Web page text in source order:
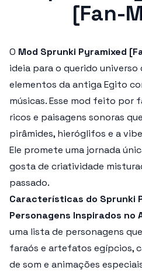
[Fan-
O Mod Sprunki Pyramixed
ideia para o querido
elementos da antiga Egito
músicas. Esse mod feito por
ricos e paisagens sonoras
pirâmides, hieróglifos e a
Ele promete uma jornada
gosta de criatividade
passado.
Características do Sprunki
Personagens Inspirados no
uma lista de personagens
faraós e artefatos egípcios,
de som e animações